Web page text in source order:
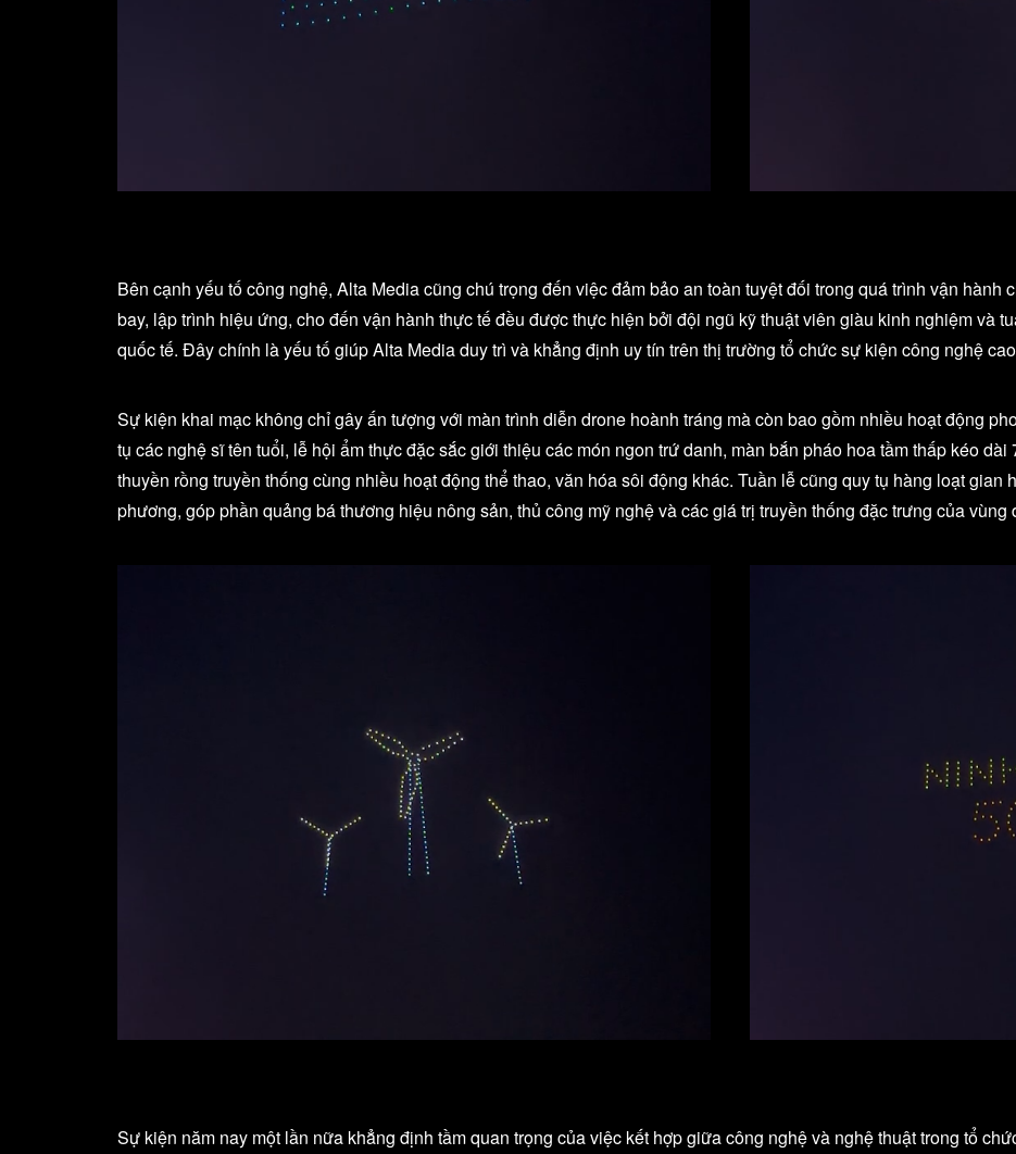
Bên cạnh yếu tố công nghệ, Alta Media cũng chú trọng đến việc đảm bảo an toàn tuyệt đối trong quá trình vận hành
bay, lập trình hiệu ứng, cho đến vận hành thực tế đều được thực hiện bởi đội ngũ kỹ thuật viên giàu kinh nghiệm và
quốc tế. Đây chính là yếu tố giúp Alta Media duy trì và khẳng định uy tín trên thị trường tổ chức sự kiện công nghệ
Sự kiện khai mạc không chỉ gây ấn tượng với màn trình diễn drone hoành tráng mà còn bao gồm nhiều hoạt động
tụ các nghệ sĩ tên tuổi, lễ hội ẩm thực đặc sắc giới thiệu các món ngon trứ danh, màn bắn pháo hoa tầm thấp kéo
thuyền rồng truyền thống cùng nhiều hoạt động thể thao, văn hóa sôi động khác. Tuần lễ cũng quy tụ hàng loạt gian
phương, góp phần quảng bá thương hiệu nông sản, thủ công mỹ nghệ và các giá trị truyền thống đặc trưng của vùng
Sự kiện năm nay một lần nữa khẳng định tầm quan trọng của việc kết hợp giữa công nghệ và nghệ thuật trong tổ